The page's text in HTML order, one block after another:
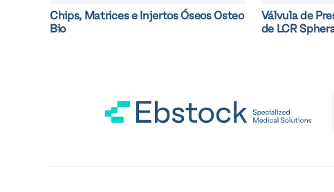
Chips, Matrices e Injertos Óseos Osteo
Bio
Válvula de
de LCR